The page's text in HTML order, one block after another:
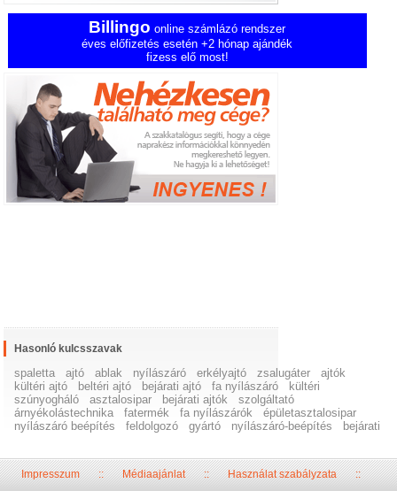
Billingo online számlázó rendszer
éves előfizetés esetén +2 hónap ajándék
fizess elő most!
Hasonló kulcsszavak
spaletta ajtó ablak nyílászáró erkélyajtó zsalugáter
ajtók
kültéri ajtó
beltéri ajtó bejárati ajtó fa nyílászáró
kültéri
szúnyogháló
asztalosipar bejárati ajtók
szolgáltató
árnyékolástechnika
fatermék fa nyílászárók
épületasztalosipar
nyílászáró beépítés
feldolgozó gyártó nyílászáró-beépítés bejárati
Impresszum::Médiaajánlat::Használat szabályzata::